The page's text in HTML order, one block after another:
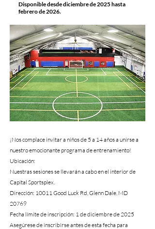
Disponible desde diciembre de 2025 hasta
febrero de 2026.
¡Nos complace invitar a niños de 5 a 14 años a unirse a
nuestro emocionante programa de entrenamiento!
Ubicación:
Nuestras sesiones se llevarán a cabo en el interior de
Capital Sportsplex.
Dirección: 10011 Good Luck Rd, Glenn Dale, MD
20769
Fecha límite de inscripción: 1 de diciembre de 2025
Asegúrese de inscribirse antes de esta fecha para